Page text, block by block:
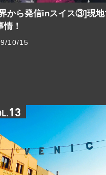
から発信inスイス③]現地
情！
10/15
13